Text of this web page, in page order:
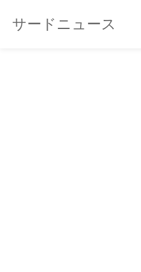
サードニュース